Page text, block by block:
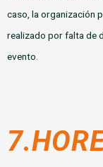
caso, la organización
realizado por falta de
evento.